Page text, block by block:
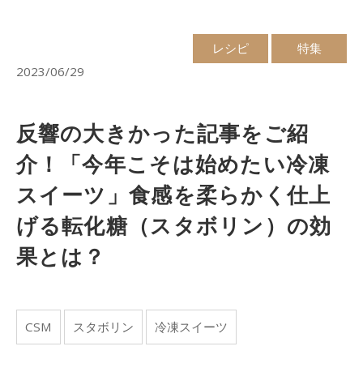
レシピ
特集
2023/06/29
反響の大きかった記事をご紹
介！「今年こそは始めたい冷凍
スイーツ」食感を柔らかく仕上
げる転化糖（スタボリン）の効
果とは？
CSM スタボリン 冷凍スイーツ